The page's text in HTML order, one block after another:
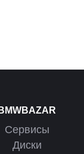
BMWBAZAR
Сервисы
Диски